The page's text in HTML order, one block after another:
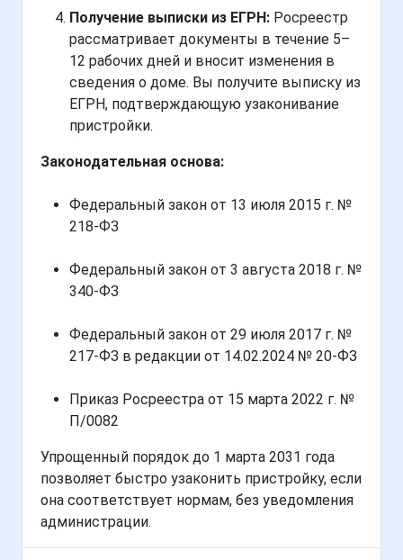
Получение выписки из ЕГРН: Росреестр
рассматривает документы в течение 5–
12 рабочих дней и вносит изменения в
сведения о доме. Вы получите выписку из
ЕГРН, подтверждающую узаконивание
пристройки.
Законодательная основа:
Федеральный закон от 13 июля 2015 г. №
218-ФЗ
Федеральный закон от 3 августа 2018 г. №
340-ФЗ
Федеральный закон от 29 июля 2017 г. №
217-ФЗ в редакции от 14.02.2024 № 20-ФЗ
Приказ Росреестра от 15 марта 2022 г. №
П/0082
Упрощенный порядок до 1 марта 2031 года
позволяет быстро узаконить пристройку, если
она соответствует нормам, без уведомления
администрации.